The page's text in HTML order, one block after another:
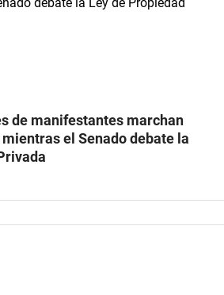
de manifestantes marchan
el Senado debate la